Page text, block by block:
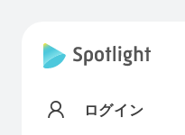
ログイン